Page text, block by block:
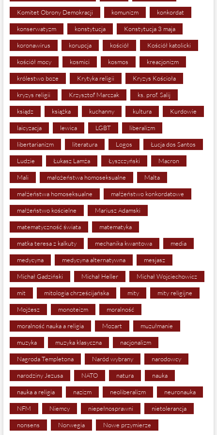
Komitet Obrony Demokracji komunizm konkordat
konserwatyzm konstytucja Konstytucja 3 maja
koronawirus korupcja kościół Kościół katolicki
kościół mocy kosmici kosmos kreacjonizm
królestwo boze Krytyka religii Kryzys Kościoła
kryzys religii Krzysztof Marczak ks. prof. Salij
ksiądz książka kuchanny kultura Kurdowie
laicyzacja lewica LGBT liberalizm
libertarianizm literatura Logos Łucja dos Santos
Ludzie Łukasz Lamża Łyszczyński Macron
Mali małożeństwa homoseksualne Malta
małżeństwa homoseksualne małżeństwo konkordatowe
małżeństwo kościelne Mariusz Adamski
matematyczność świata matematyka
matka teresa z kalkuty mechanika kwantowa media
medycyna medycyna alternatywna mesjasz
Michał Gadziński Michał Heller Michał Wojciechowicz
mit mitologia chrześcijańska mity mity religijne
Mojżesz monoteizm moralność
moralność nauka a religia Mozart muzułmanie
muzyka muzyka klasyczna nacjonalizm
Nagroda Templetona Naród wybrany narodowcy
narodziny Jezusa NATO natura nauka
nauka a religia nazizm neoliberalizm neuronauka
NFM Niemcy niepełnosprawni nietolerancja
nonsens Norwegia Nowe przymierze